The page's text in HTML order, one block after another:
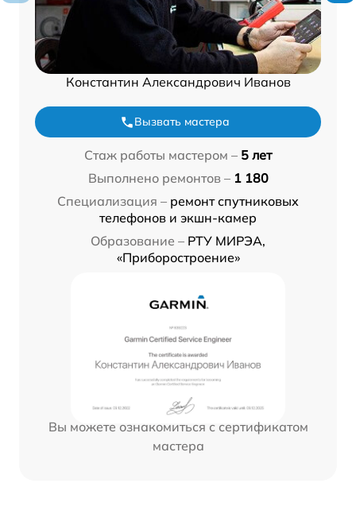
Константин Александрович Иванов
Вызвать мастера
Стаж работы мастером – 5 лет
Выполнено ремонтов – 1 180
Специализация – ремонт спутниковых
телефонов и экшн-камер
Образование – РТУ МИРЭА,
«Приборостроение»
Вы можете ознакомиться с сертификатом
мастера